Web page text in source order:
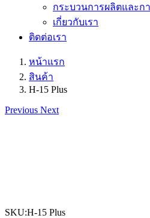
กระบวนการผลิตและก
เกี่ยวกับเรา
ติดต่อเรา
หน้าแรก
สินค้า
H-15 Plus
Previous Next
SKU:H-15 Plus